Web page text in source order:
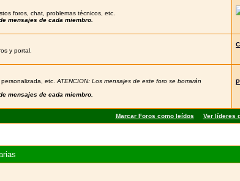
foros, chat, problemas técnicos, etc.
mensajes de cada miembro.
y portal.
etc. ATENCION: Los mensajes de este foro se borrarán
mensajes de cada miembro.
Marcar Foros como leídos Ver líderes